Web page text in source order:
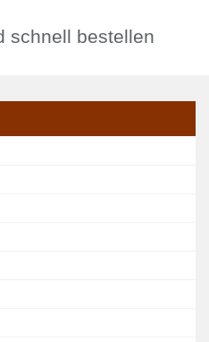
schnell bestellen